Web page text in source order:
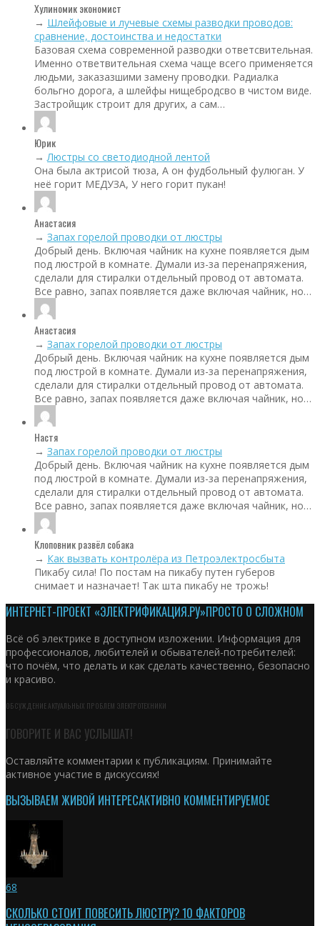
Хулиномик экономист
→ Шлейфовые и лучевые схемы разводки проводов:
сравнение, достоинства и недостатки
Базовая схема современной разводки ответсвительная.
Именно ответвительная схема чаще всего применяется
людьми, заказазшими замену проводки. Радиалка
больгно дорога, а шлейфы нищебродсво в чистом виде.
Застройщик строит для других, а сам…
Юрик
→Люстры со светодиодной лентой
Она была актрисой тюза, А он фудбольный фулюган. У
неё горит МЕДУЗА, У него горит пукан!
Анастасия
→ Запах горелой проводки от люстры
Добрый день. Включая чайник на кухне появляется дым
под люстрой в комнате. Думали из-за перенапряжения,
сделали для стиралки отдельный провод от автомата.
Все равно, запах появляется даже включая чайник, но…
Анастасия
→ Запах горелой проводки от люстры
Добрый день. Включая чайник на кухне появляется дым
под люстрой в комнате. Думали из-за перенапряжения,
сделали для стиралки отдельный провод от автомата.
Все равно, запах появляется даже включая чайник, но…
Настя
→ Запах горелой проводки от люстры
Добрый день. Включая чайник на кухне появляется дым
под люстрой в комнате. Думали из-за перенапряжения,
сделали для стиралки отдельный провод от автомата.
Все равно, запах появляется даже включая чайник, но…
Клоповник развёл собака
→ Как вызвать контролёра из Петроэлектросбыта
Пикабу сила! По постам на пикабу путен губеров
снимает и назначает! Так шта пикабу не трожь!
ИНТЕРНЕТ-ПРОЕКТ «ЭЛЕКТРИФИКАЦИЯ.РУ»ПРОСТО О СЛОЖНОМ
Всё об электрике в доступном изложении. Информация для
профессионалов, любителей и обывателей-потребителей:
что почём, что делать и как сделать качественно, безопасно
и красиво.
ОБСУЖДЕНИЕ АКТУАЛЬНЫХ ПРОБЛЕМ ЭЛЕКТРОТЕХНИКИ
ГОВОРИТЕ И ВАС УСЛЫШАТ!
Оставляйте комментарии к публикациям. Принимайте
активное участие в дискуссиях!
ВЫЗЫВАЕМ ЖИВОЙ ИНТЕРЕСАКТИВНО КОММЕНТИРУЕМОЕ
68
СКОЛЬКО СТОИТ ПОВЕСИТЬ ЛЮСТРУ? 10 ФАКТОРОВ